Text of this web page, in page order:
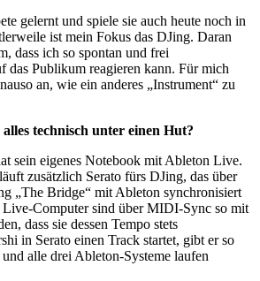
gelernt und spiele sie auch heute noch in
ist mein Fokus das DJing. Daran
dass ich so spontan und frei
das Publikum reagieren kann. Für mich
an, wie ein anderes „Instrument“ zu
technisch unter einen Hut?
sein eigenes Notebook mit Ableton Live.
zusätzlich Serato fürs DJing, das über
„The Bridge“ mit Ableton synchronisiert
Live-Computer sind über MIDI-Sync so mit
dass sie dessen Tempo stets
in Serato einen Track startet, gibt er so
alle drei Ableton-Systeme laufen